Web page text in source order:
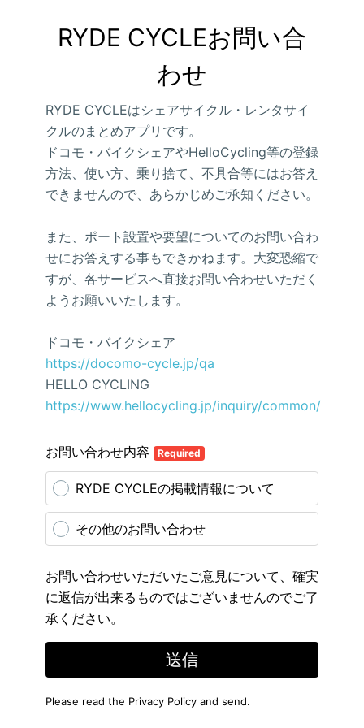
RYDE CYCLEお問い合
わせ
RYDE CYCLEはシェアサイクル・レンタサイ
クルのまとめアプリです。
ドコモ・バイクシェアやHelloCycling等の登録
方法、使い方、乗り捨て、不具合等にはお答え
できませんので、あらかじめご承知ください。
また、ポート設置や要望についてのお問い合わ
せにお答えする事もできかねます。大変恐縮で
すが、各サービスへ直接お問い合わせいただく
ようお願いいたします。
ドコモ・バイクシェア
https://docomo-cycle.jp/qa
HELLO CYCLING
https://www.hellocycling.jp/inquiry/common/
お問い合わせ内容 Required
RYDE CYCLEの掲載情報について
その他のお問い合わせ
お問い合わせいただいたご意見について、確実
に返信が出来るものではございませんのでご了
承ください。
送信
Please read the Privacy Policy and send.